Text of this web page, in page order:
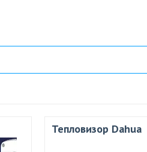
Тепловизор Dahua